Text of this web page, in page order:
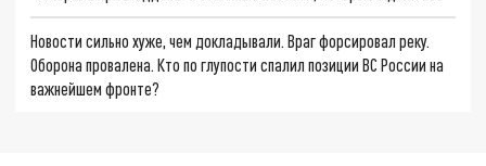
Новости сильно хуже, чем докладывали. Враг форсировал реку.
Оборона провалена. Кто по глупости спалил позиции ВС России на
важнейшем фронте?